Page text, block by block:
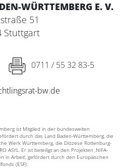
WÜRTTEMBERG E. V.
51
Stuttgart
0711 / 55 32 83-5
bw.de
ist Mitglied in der bundesweiten
durch das Land Baden-Württemberg, die
Werk Württemberg, die Diözese Rottenburg-
ASYL. Er ist beteiligt an den Projekten ‚NIFA-
in Arbeit‘, gefördert durch den Europäischen
(ESF).